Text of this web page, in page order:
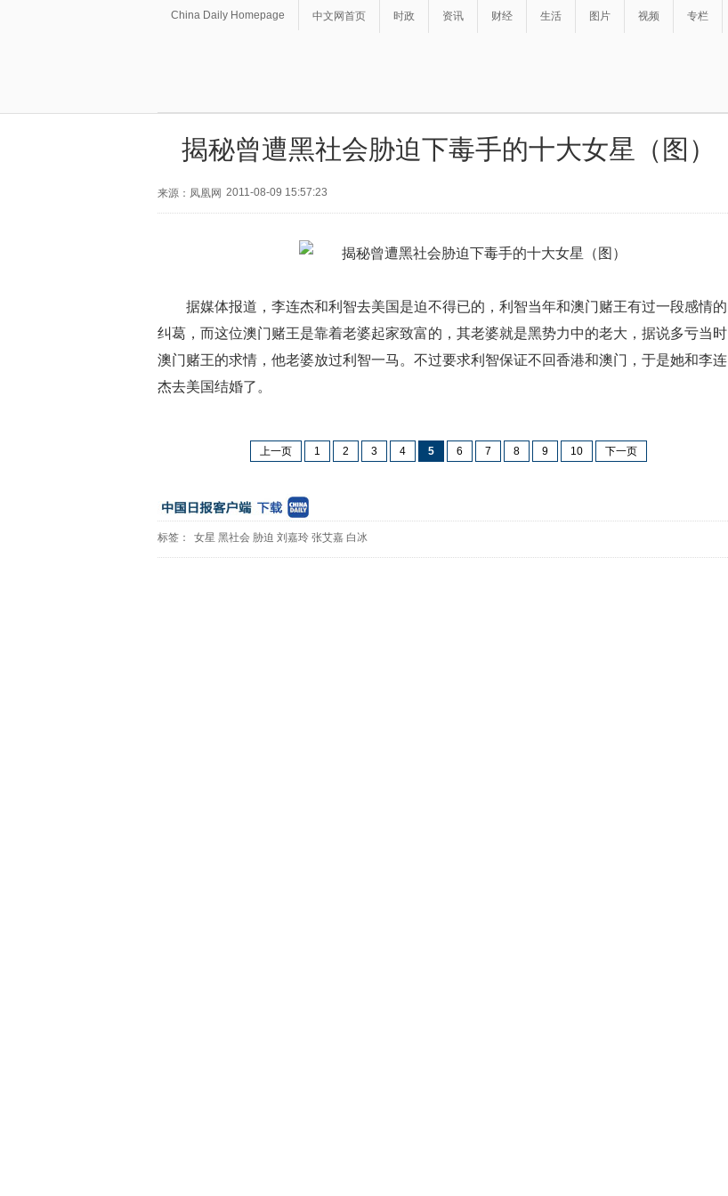
China Daily Homepage 中文网首页 时政 资讯 财经 生活 图片 视频 专栏
揭秘曾遭黑社会胁迫下毒手的十大女星（图）
来源：凤凰网 2011-08-09 15:57:23
据媒体报道，李连杰和利智去美国是迫不得已的，利智当年和澳门赌王有过一段感情的
纠葛，而这位澳门赌王是靠着老婆起家致富的，其老婆就是黑势力中的老大，据说多亏当时
澳门赌王的求情，他老婆放过利智一马。不过要求利智保证不回香港和澳门，于是她和李连
杰去美国结婚了。
上一页 1 2 3 4 5 6 7 8 9 10 下一页
标签： 女星 黑社会 胁迫 刘嘉玲 张艾嘉 白冰